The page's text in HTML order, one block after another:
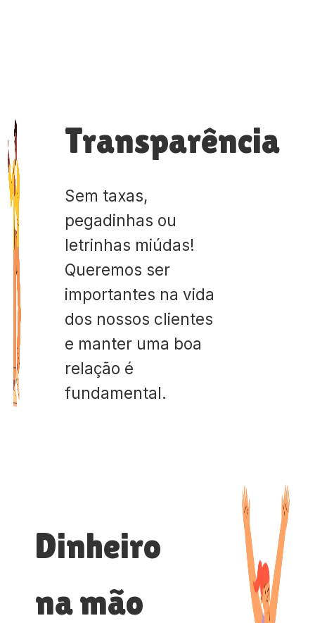
Transparência
Sem taxas,
pegadinhas ou
letrinhas miúdas!
Queremos ser
importantes na vida
dos nossos clientes
e manter uma boa
relação é
fundamental.
Dinheiro
na mão